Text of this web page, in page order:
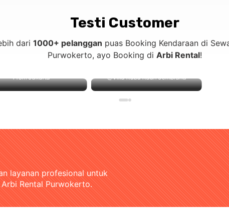
Testi Customer
dari 1000+ pelanggan puas Booking Kendaraan di
Purwokerto, ayo Booking di Arbi Rental!
From Jakarta @Villa Kubu Kauh Jembrana
layanan profesional untuk
Rental Purwokerto.